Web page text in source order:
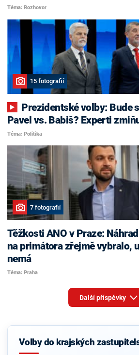
Téma: Rozhovor
15 fotografií
Pavel vs. Babiš? Experti
Téma: Politika
7 fotografií
Těžkosti ANO v Praze:
na primátora zřejmě vybralo,
nemá
Téma: Praha
Další příspěvky
Volby do krajských